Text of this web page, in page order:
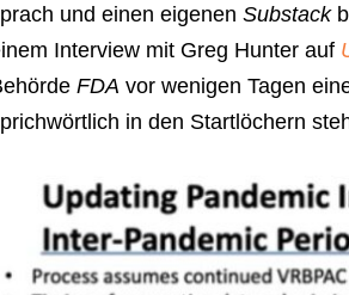
und einen eigenen Substack
Interview mit Greg Hunter auf
FDA vor wenigen Tagen
in den Startlöchern